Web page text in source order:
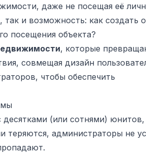
даже не посещая её
так и возможность: как создать
посещения объекта?
, которые
совмещая дизайн
чтобы обеспечить
десятками (или сотнями) юнитов,
теряются, администраторы не